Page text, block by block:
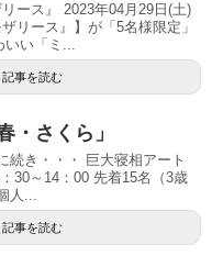
ース』 2023年04月29日(土)
リース』】が「5名様限定」
いい「ミ...
記事を読む
・さくら」
続き・・・ 巨大寝相アート
～14：00 先着15名（3歳
人...
記事を読む